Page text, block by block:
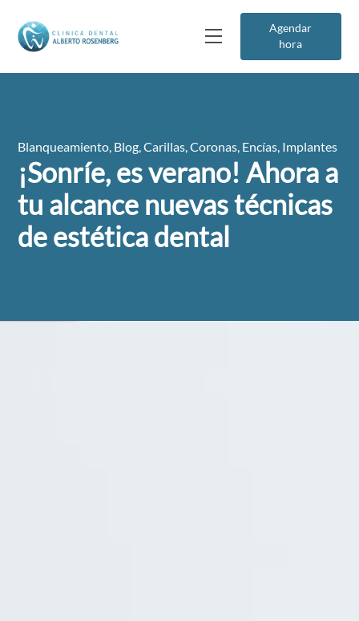
Agendar
hora
Blanqueamiento Blog ,Carillas ,Coronas Encías Implantes
¡Sonríe, es verano! Ahora a
tu alcance nuevas técnicas
de estética dental